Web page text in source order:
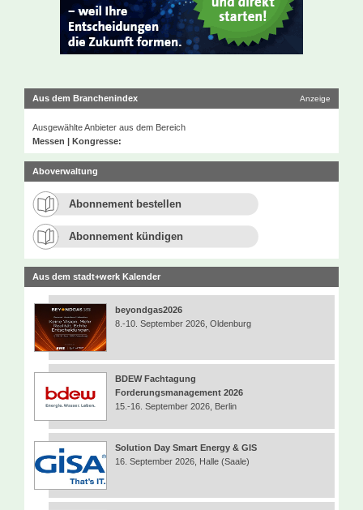
Aus dem Branchenindex Anzeige
Ausgewählte Anbieter aus dem Bereich
Messen | Kongresse:
Aboverwaltung
Abonnement bestellen
Abonnement kündigen
Aus dem stadt+werk Kalender
beyondgas2026
8.-10. September 2026, Oldenburg
BDEW Fachtagung
Forderungsmanagement 2026
15.-16. September 2026, Berlin
Solution Day Smart Energy & GIS
16. September 2026, Halle (Saale)